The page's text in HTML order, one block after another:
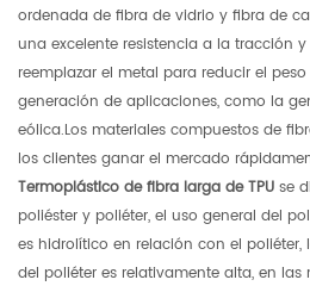
ordenada de fibra de vidrio y fibra de
una excelente resistencia a la tracción
reemplazar el metal para reducir el
generación de aplicaciones, como la
eólica.Los materiales compuestos de
los clientes ganar el mercado
Termoplástico de fibra larga de TPU se
poliéster y poliéter, el uso general del
es hidrolítico en relación con el
del poliéter es relativamente alta, en las